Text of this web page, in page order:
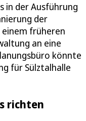
in der Ausführung
der
früheren
an eine
könnte
für Sülztalhalle
richten